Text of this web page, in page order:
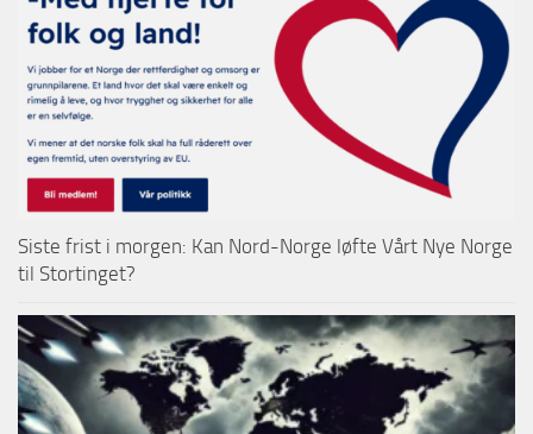
Siste frist i morgen: Kan Nord-Norge løfte Vårt Nye Norge
til Stortinget?